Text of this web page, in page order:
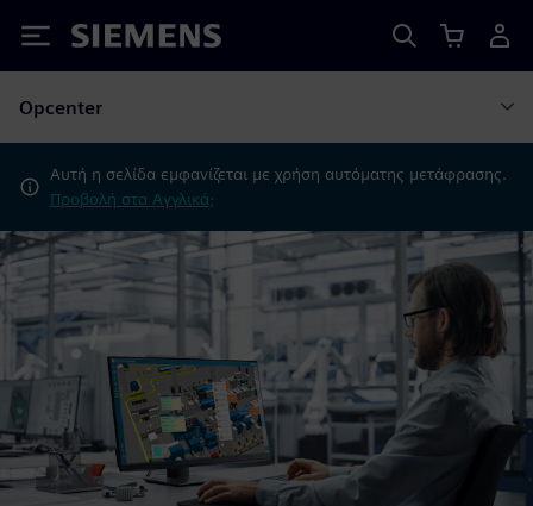
Siemens
Opcenter
Αυτή η σελίδα εμφανίζεται με χρήση αυτόματης μετάφρασης.
Προβολή στα Αγγλικά;